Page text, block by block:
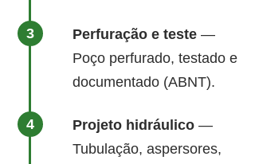
Perfuração e teste —
Poço perfurado, testado e
documentado (ABNT).
Projeto hidráulico —
Tubulação, aspersores,